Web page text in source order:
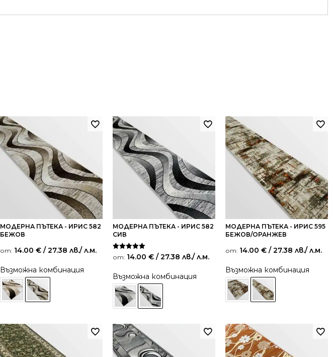
МОДЕРНА ПЪТЕКА - ИРИС 582
БЕЖОВ
от: 14.00 € / 27.38 лв./ л.м.
Възможна комбинация
МОДЕРНА ПЪТЕКА - ИРИС 582
СИВ
Оценено на
5.00
от: 14.00 € / 27.38 лв./ л.м.
Възможна комбинация
МОДЕРНА ПЪТЕКА - ИРИС 595
БЕЖОВ/ОРАНЖЕВ
от: 14.00 € / 27.38 лв./ л.м.
Възможна комбинация